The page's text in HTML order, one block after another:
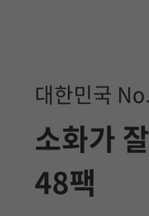
대한민국
소화가
48팩